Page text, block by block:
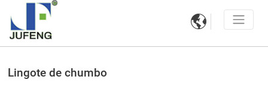

Lingote de chumbo